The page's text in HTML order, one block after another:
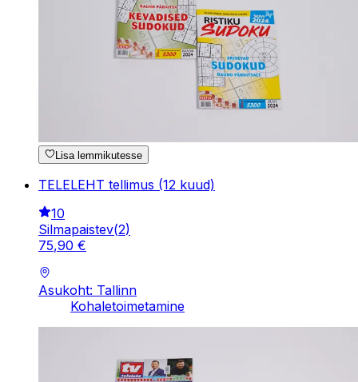
Lisa lemmikutesse
TELELEHT tellimus (12 kuud)
10
Silmapaistev(2)
75,90 €
Asukoht: Tallinn
Kohaletoimetamine